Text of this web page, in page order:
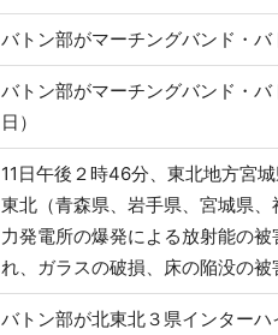
バトン部がマーチングバンド・
バトン部がマーチングバンド・
日）
11日午後２時46分、東北地方宮
東北（青森県、岩手県、宮城県
力発電所の爆発による放射能の
れ、ガラスの破損、床の陥没の被
バトン部が北東北３県インター